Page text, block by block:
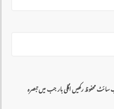
محفوظ رکھیں اگلی بار جب میں تبصرہ